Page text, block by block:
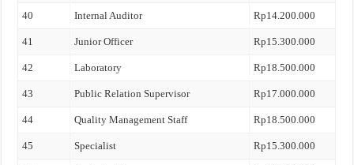
40 Internal Auditor Rp14.200.000
41 Junior Officer Rp15.300.000
42 Laboratory Rp18.500.000
43 Public Relation Supervisor Rp17.000.000
44 Quality Management Staff Rp18.500.000
45 Specialist Rp15.300.000